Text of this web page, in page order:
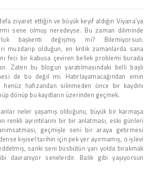
ziyaret ettiğin ve büyük keyif aldığın Viyana’ya
sene olmuş neredeyse. Bu zaman diliminde
başkenti değişmiş mi? Bilemiyorsun.
muzdarip olduğun, en kritik zamanlarda sana
feci bir kabusa çeviren bellek problemi burada
Zaten bu blogun yaratılmasındaki belli başlı
de bu değil mi: Hatırlayamacağından emin
henüz hafızandan silinmeden önce bir kaydını
dönüp bu kayıtların üzerinden geçmek.
neler yaşamış olduğunu, büyük bir karmaşa
renkli ayrıntılarını bir bir anlatması, eski günleri
geçmişle seni bir araya getirmesi
kişisel tarihin için pek yer ayırmamış, o işlevi
sanki seni büsbütün yarı yolda bırakmak
davranıyor senelerdir. Balık gibi yaşıyorsun